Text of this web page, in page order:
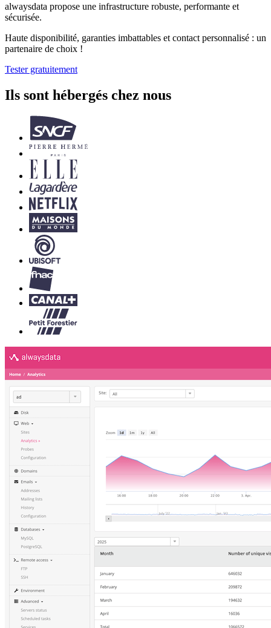
alwaysdata propose une infrastructure robuste, performante et
sécurisée.
Haute disponibilité, garanties imbattables et contact personnalisé : un
partenaire de choix !
Tester gratuitement
Ils sont hébergés chez nous